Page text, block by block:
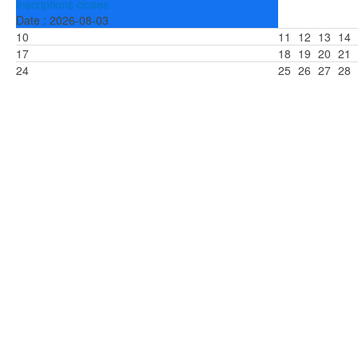
Inscriptions closes
Date : 2026-08-03
10 11 12 13 14
17
18 19 20 21
24
25 26 27 28